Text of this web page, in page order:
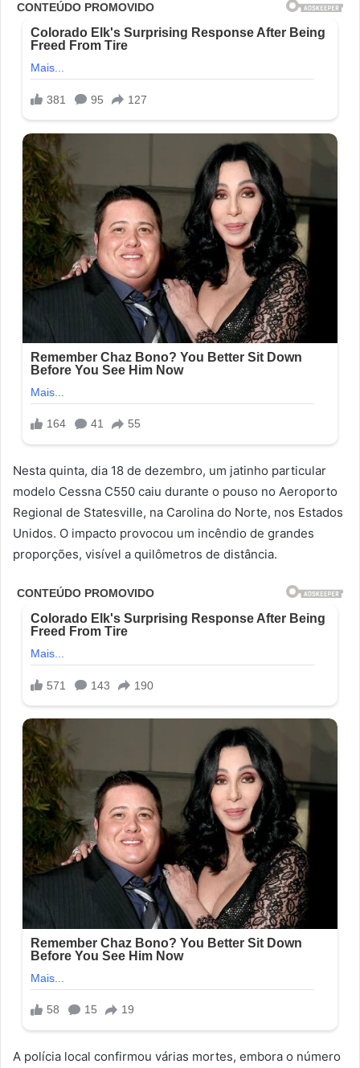
Nesta quinta, dia 18 de dezembro, um jatinho particular
modelo Cessna C550 caiu durante o pouso no Aeroporto
Regional de Statesville, na Carolina do Norte, nos Estados
Unidos. O impacto provocou um incêndio de grandes
proporções, visível a quilômetros de distância.
A polícia local confirmou várias mortes, embora o número